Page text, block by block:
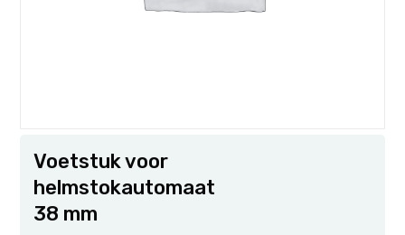
Voetstuk voor
helmstokautomaat
38 mm